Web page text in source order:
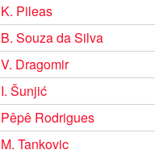
K. Pileas
B. Souza da Silva
V. Dragomir
I. Šunjić
Pêpê Rodrigues
M. Tankovic